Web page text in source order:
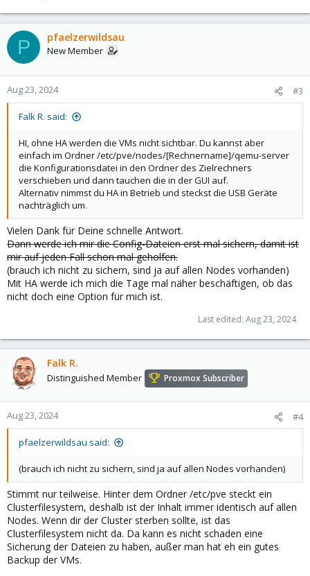
P pfaelzerwildsau
New Member
Aug 23, 2024 #3
Falk R. said:
HI, ohne HA werden die VMs nicht sichtbar. Du kannst aber
einfach im Ordner /etc/pve/nodes/[Rechnername]/qemu-server
die Konfigurationsdatei in den Ordner des Zielrechners
verschieben und dann tauchen die in der GUI auf.
Alternativ nimmst du HA in Betrieb und steckst die USB Geräte
nachträglich um.
Vielen Dank für Deine schnelle Antwort.
Dann werde ich mir die Config-Dateien erst mal sichern, damit ist
mir auf jeden Fall schon mal geholfen.
(brauch ich nicht zu sichern, sind ja auf allen Nodes vorhanden)
Mit HA werde ich mich die Tage mal näher beschäftigen, ob das
nicht doch eine Option für mich ist.
Last edited: Aug 23, 2024
Falk R.
Distinguished Member Proxmox Subscriber
Aug 23, 2024 #4
pfaelzerwildsau said:
(brauch ich nicht zu sichern, sind ja auf allen Nodes vorhanden)
Stimmt nur teilweise. Hinter dem Ordner /etc/pve steckt ein
Clusterfilesystem, deshalb ist der Inhalt immer identisch auf allen
Nodes. Wenn dir der Cluster sterben sollte, ist das
Clusterfilesystem nicht da. Da kann es nicht schaden eine
Sicherung der Dateien zu haben, außer man hat eh ein gutes
Backup der VMs.